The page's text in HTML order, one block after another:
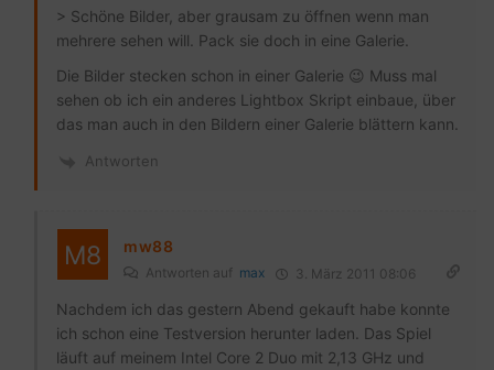
> Schöne Bilder, aber grausam zu öffnen wenn man
mehrere sehen will. Pack sie doch in eine Galerie.
Die Bilder stecken schon in einer Galerie 😉 Muss mal
sehen ob ich ein anderes Lightbox Skript einbaue, über
das man auch in den Bildern einer Galerie blättern kann.
Antworten
mw88
Antworten auf max 3. März 2011 08:06
Nachdem ich das gestern Abend gekauft habe konnte
ich schon eine Testversion herunter laden. Das Spiel
läuft auf meinem Intel Core 2 Duo mit 2,13 GHz und